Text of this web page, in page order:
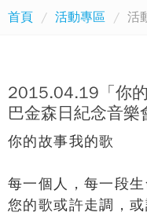
首頁 活動專區 活
2015.04.19「你
巴金森日紀念音樂
你的故事我的歌
每一個人，每一段
您的歌或許走調，或